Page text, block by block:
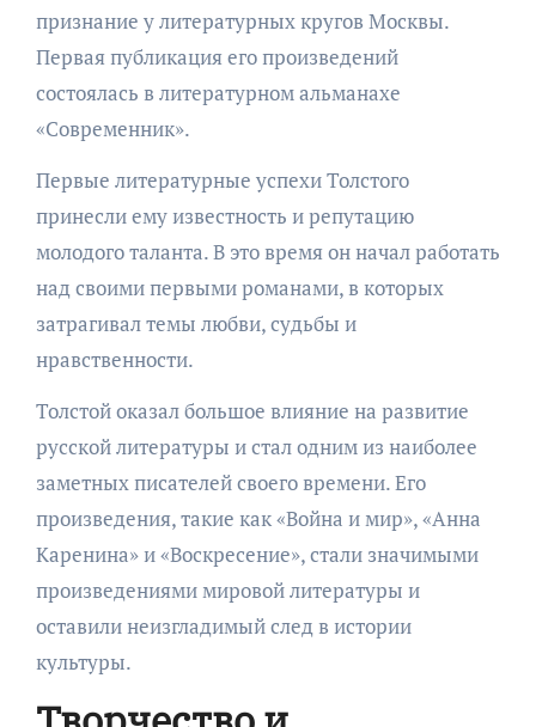
признание у литературных кругов Москвы.
Первая публикация его произведений
состоялась в литературном альманахе
«Современник».
Первые литературные успехи Толстого
принесли ему известность и репутацию
молодого таланта. В это время он начал работать
над своими первыми романами, в которых
затрагивал темы любви, судьбы и
нравственности.
Толстой оказал большое влияние на развитие
русской литературы и стал одним из наиболее
заметных писателей своего времени. Его
произведения, такие как «Война и мир», «Анна
Каренина» и «Воскресение», стали значимыми
произведениями мировой литературы и
оставили неизгладимый след в истории
культуры.